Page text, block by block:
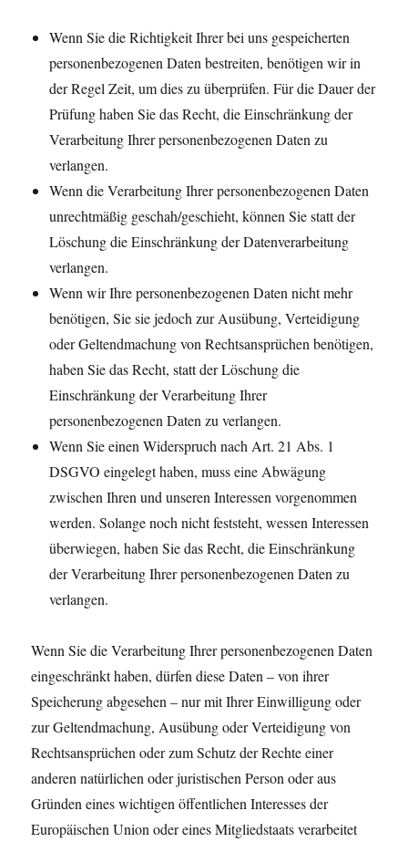
Wenn Sie die Richtigkeit Ihrer bei uns gespeicherten
personenbezogenen Daten bestreiten, benötigen wir in
der Regel Zeit, um dies zu überprüfen. Für die Dauer der
Prüfung haben Sie das Recht, die Einschränkung der
Verarbeitung Ihrer personenbezogenen Daten zu
verlangen.
Wenn die Verarbeitung Ihrer personenbezogenen Daten
unrechtmäßig geschah/geschieht, können Sie statt der
Löschung die Einschränkung der Datenverarbeitung
verlangen.
Wenn wir Ihre personenbezogenen Daten nicht mehr
benötigen, Sie sie jedoch zur Ausübung, Verteidigung
oder Geltendmachung von Rechtsansprüchen benötigen,
haben Sie das Recht, statt der Löschung die
Einschränkung der Verarbeitung Ihrer
personenbezogenen Daten zu verlangen.
Wenn Sie einen Widerspruch nach Art. 21 Abs. 1
DSGVO eingelegt haben, muss eine Abwägung
zwischen Ihren und unseren Interessen vorgenommen
werden. Solange noch nicht feststeht, wessen Interessen
überwiegen, haben Sie das Recht, die Einschränkung
der Verarbeitung Ihrer personenbezogenen Daten zu
verlangen.
Wenn Sie die Verarbeitung Ihrer personenbezogenen Daten
eingeschränkt haben, dürfen diese Daten – von ihrer
Speicherung abgesehen – nur mit Ihrer Einwilligung oder
zur Geltendmachung, Ausübung oder Verteidigung von
Rechtsansprüchen oder zum Schutz der Rechte einer
anderen natürlichen oder juristischen Person oder aus
Gründen eines wichtigen öffentlichen Interesses der
Europäischen Union oder eines Mitgliedstaats verarbeitet